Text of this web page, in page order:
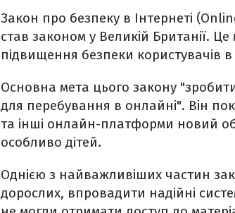
Закон про безпеку в Інтернеті
став законом у Великій Британії.
підвищення безпеки користувачів в
Основна мета цього закону
для перебування в онлайні". Він
та інші онлайн-платформи новий
особливо дітей.
Однією з найважливіших частин
дорослих, впровадити надійні